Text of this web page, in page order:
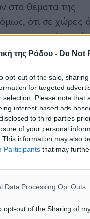
της Ρόδου - Do Not
opt-out of the sale,
for targeted
selection. Please note that
interest-based ads
to third parties
of your personal
This information may also
Participants that may
Data Processing Opt Outs
opt-out of the Sharing of
στα θέματα της
όμως, ότι σε χώρες
σημαντικά παρά
τις ροές.
που ενισχύουν τη
της πολιτικής
οι
ροών θα
να έχουν
οι